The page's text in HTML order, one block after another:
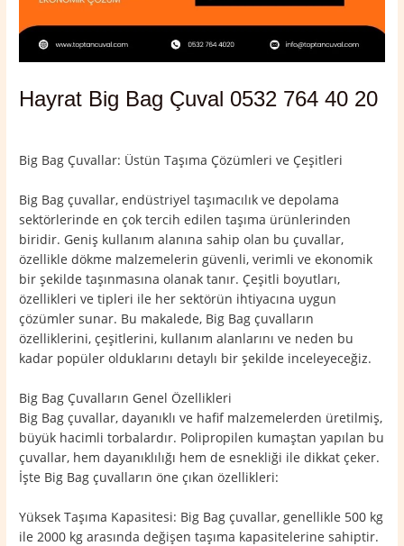
Hayrat Big Bag Çuval 0532 764 40 20
Big Bag Çuvallar: Üstün Taşıma Çözümleri ve Çeşitleri
Big Bag çuvallar, endüstriyel taşımacılık ve depolama
sektörlerinde en çok tercih edilen taşıma ürünlerinden
biridir. Geniş kullanım alanına sahip olan bu çuvallar,
özellikle dökme malzemelerin güvenli, verimli ve ekonomik
bir şekilde taşınmasına olanak tanır. Çeşitli boyutları,
özellikleri ve tipleri ile her sektörün ihtiyacına uygun
çözümler sunar. Bu makalede, Big Bag çuvalların
özelliklerini, çeşitlerini, kullanım alanlarını ve neden bu
kadar popüler olduklarını detaylı bir şekilde inceleyeceğiz.
Big Bag Çuvalların Genel Özellikleri
Big Bag çuvallar, dayanıklı ve hafif malzemelerden üretilmiş,
büyük hacimli torbalardır. Polipropilen kumaştan yapılan bu
çuvallar, hem dayanıklılığı hem de esnekliği ile dikkat çeker.
İşte Big Bag çuvalların öne çıkan özellikleri:
Yüksek Taşıma Kapasitesi: Big Bag çuvallar, genellikle 500 kg
ile 2000 kg arasında değişen taşıma kapasitelerine sahiptir.